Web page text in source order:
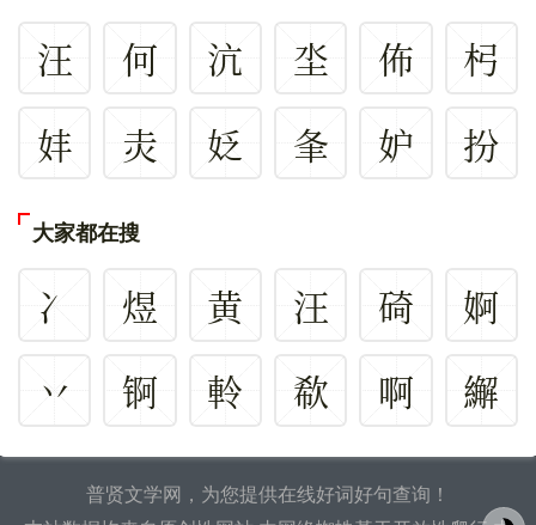
汪 何 沆 坔 佈
杛
妦
灻 姂 夆 妒 扮
大家都在搜
冫 煜 黄 汪 碕
婀
丷
锕 軨 欷 啊 繲
普贤文学网，为您提供在线好词好句查询！